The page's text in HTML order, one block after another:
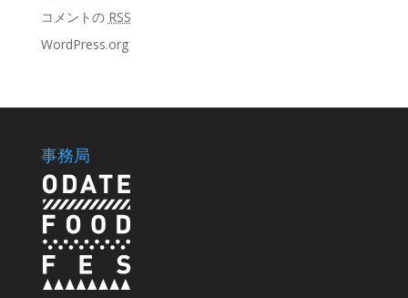
コメントの RSS
WordPress.org
事務局